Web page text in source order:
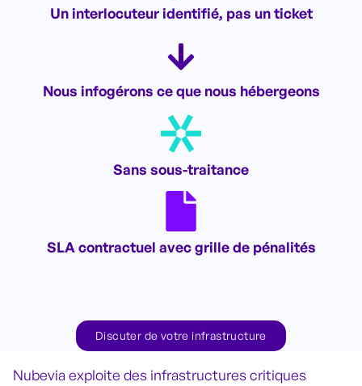
Un interlocuteur identifié, pas un ticket
Nous infogérons ce que nous hébergeons
Sans sous-traitance
SLA contractuel avec grille de pénalités
Discuter de votre infrastructure
Nubevia exploite des infrastructures critiques